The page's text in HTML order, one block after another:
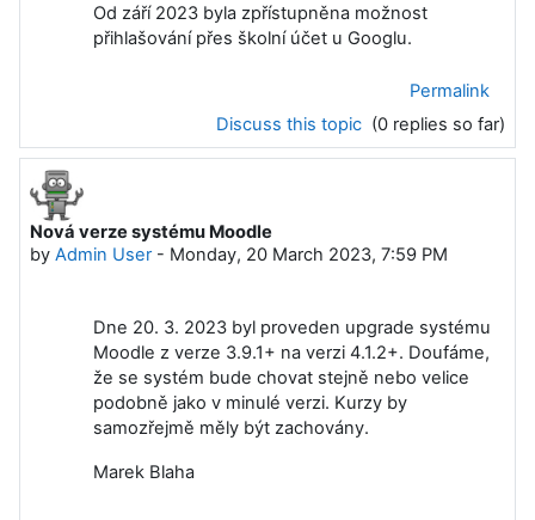
Od září 2023 byla zpřístupněna možnost
přihlašování přes školní účet u Googlu.
Permalink
Discuss this topic (0 replies so far)
Nová verze systému Moodle
by Admin User- Monday, 20 March 2023, 7:59 PM
Dne 20. 3. 2023 byl proveden upgrade systému
Moodle z verze 3.9.1+ na verzi 4.1.2+. Doufáme,
že se systém bude chovat stejně nebo velice
podobně jako v minulé verzi. Kurzy by
samozřejmě měly být zachovány.
Marek Blaha